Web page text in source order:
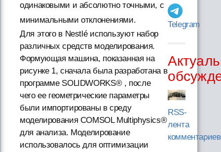
одинаковыми и абсолютно точными, с
минимальными отклонениями.
Для этого в Nestlé используют набор
различных средств моделирования.
Формующая машина, показанная на
рисунке 1, сначала была разработана в
программе SOLIDWORKS® , после
чего ее геометрические параметры
были импортированы в среду
моделирования COMSOL Multiphysics®
для анализа. Моделирование
использовалось для оптимизации
Telegram
RSS-
лента
комментариев